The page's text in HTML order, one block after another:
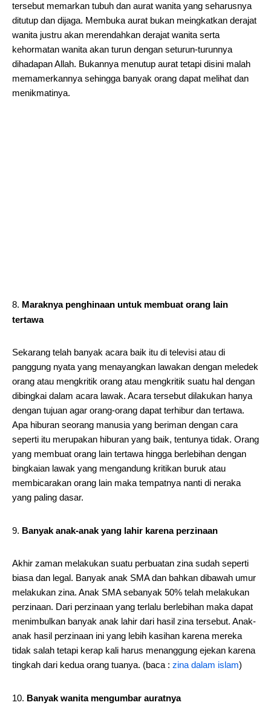
tersebut memarkan tubuh dan aurat wanita yang seharusnya
ditutup dan dijaga. Membuka aurat bukan meingkatkan derajat
wanita justru akan merendahkan derajat wanita serta
kehormatan wanita akan turun dengan seturun-turunnya
dihadapan Allah. Bukannya menutup aurat tetapi disini malah
memamerkannya sehingga banyak orang dapat melihat dan
menikmatinya.
Maraknya penghinaan untuk membuat orang lain
tertawa
Sekarang telah banyak acara baik itu di televisi atau di
panggung nyata yang menayangkan lawakan dengan meledek
orang atau mengkritik orang atau mengkritik suatu hal dengan
dibingkai dalam acara lawak. Acara tersebut dilakukan hanya
dengan tujuan agar orang-orang dapat terhibur dan tertawa.
Apa hiburan seorang manusia yang beriman dengan cara
seperti itu merupakan hiburan yang baik, tentunya tidak. Orang
yang membuat orang lain tertawa hingga berlebihan dengan
bingkaian lawak yang mengandung kritikan buruk atau
membicarakan orang lain maka tempatnya nanti di neraka
yang paling dasar.
Banyak anak-anak yang lahir karena perzinaan
Akhir zaman melakukan suatu perbuatan zina sudah seperti
biasa dan legal. Banyak anak SMA dan bahkan dibawah umur
melakukan zina. Anak SMA sebanyak 50% telah melakukan
perzinaan. Dari perzinaan yang terlalu berlebihan maka dapat
menimbulkan banyak anak lahir dari hasil zina tersebut. Anak-
anak hasil perzinaan ini yang lebih kasihan karena mereka
tidak salah tetapi kerap kali harus menanggung ejekan karena
tingkah dari kedua orang tuanya. (baca : zina dalam islam)
Banyak wanita mengumbar auratnya